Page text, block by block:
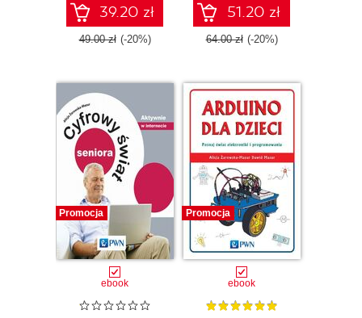
39.20 zł
49.00 zł (-20%)
51.20 zł
64.00 zł (-20%)
Promocja
ebook
Promocja
ebook